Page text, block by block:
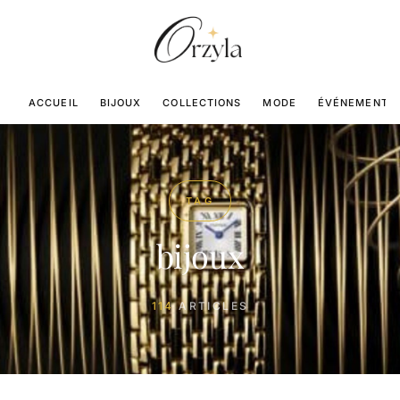
ACCUEIL BIJOUX COLLECTIONS MODE ÉVÉNEMENTS
TAG
bijoux
114ARTICLES